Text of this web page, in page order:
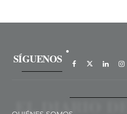
SÍGUENOS